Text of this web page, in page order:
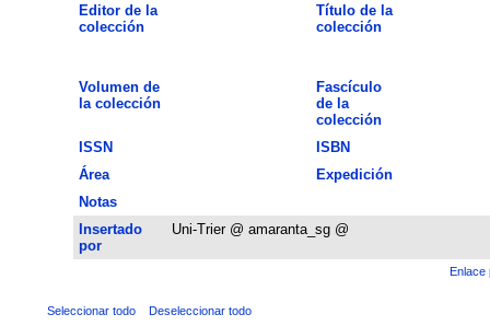
Editor de la
colección
Título de la
colección
Volumen de
la colección
Fascículo
de la
colección
ISSN
ISBN
Área
Expedición
Notas
Insertado
por
Uni-Trier @ amaranta_sg @
Enlace
Seleccionar todo Deseleccionar todo